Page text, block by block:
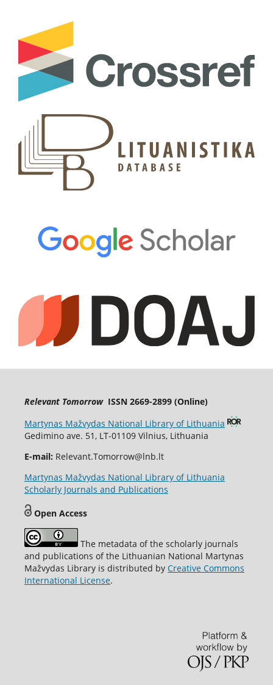
Relevant TomorrowISSN 2669-2899 (Online)
Martynas Mažvydas National Library of Lithuania
Gedimino ave. 51, LT-01109 Vilnius, Lithuania
E-mail: Relevant.Tomorrow@lnb.lt
Martynas Mažvydas National Library of Lithuania
Scholarly Journals and Publications
Open Access
The metadata of the scholarly journals
and publications of the Lithuanian National Martynas
Mažvydas Library is distributed by Creative Commons
International License.